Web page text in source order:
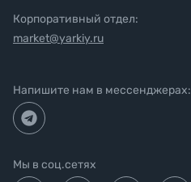
Корпоративный отдел:
market@yarkiy.ru
Напишите нам в мессенджерах:
Мы в соц.сетях